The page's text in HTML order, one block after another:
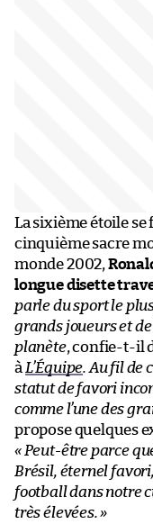
La sixième étoile
cinquième sacre
monde 2002,
longue disette
parle du sport le
grands joueurs et
planète, confie-t-il
à L’Équipe. Au fil de
statut de favori
comme l’une des
propose quelques
« Peut-être parce
Brésil, éternel
football dans notre
très élevées. »